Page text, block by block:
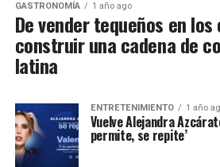
GASTRONOMÍA 1 año ago
De vender tequeños en los
construir una cadena de
latina
ENTRETENIMIENTO 1 año
Vuelve Alejandra
permite, se repite’